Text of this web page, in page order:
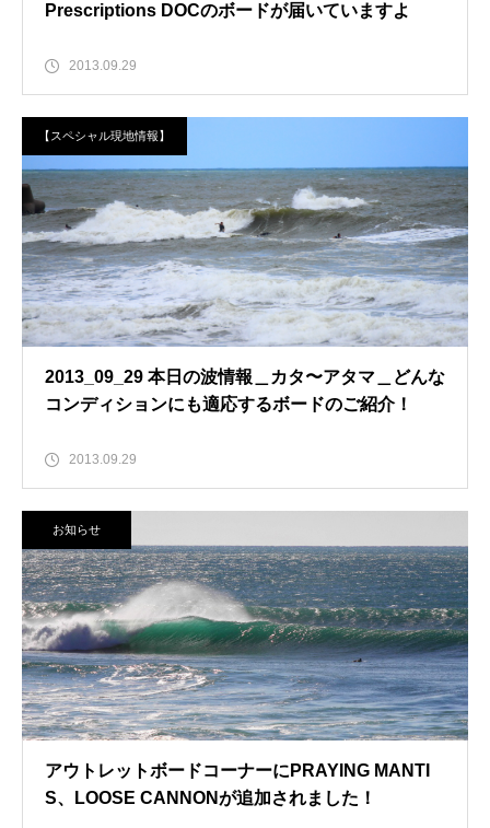
Prescriptions DOCのボードが届いていますよ
2013.09.29
【スペシャル現地情報】
2013_09_29 本日の波情報＿カタ〜アタマ＿どんな
コンディションにも適応するボードのご紹介！
2013.09.29
お知らせ
アウトレットボードコーナーにPRAYING MANTI
S、LOOSE CANNONが追加されました！